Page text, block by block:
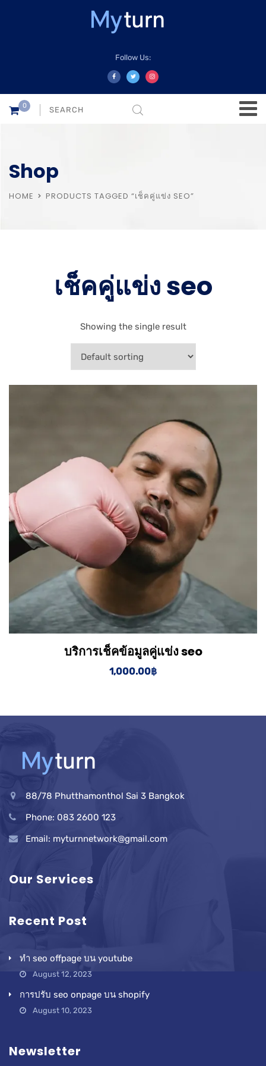
Follow Us:
0
Shop
HOME PRODUCTS TAGGED “เช็คคู่แข่ง SEO”
เช็คคู่แข่ง seo
Showing the single result
View Details Add to cart
บริการเช็คข้อมูลคู่แข่ง seo
1,000.00฿
88/78 Phutthamonthol Sai 3 Bangkok
Phone: 083 2600 123
Email: myturnnetwork@gmail.com
Our Services
Recent Post
ทำ seo offpage บน youtube
August 12, 2023
การปรับ seo onpage บน shopify
August 10, 2023
Newsletter